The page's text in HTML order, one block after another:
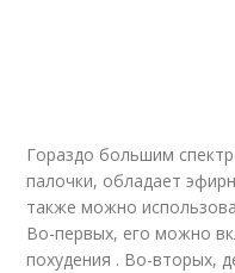
Гораздо большим
палочки, обладает
также можно
Во-первых, его можно
похудения . Во-вторых,